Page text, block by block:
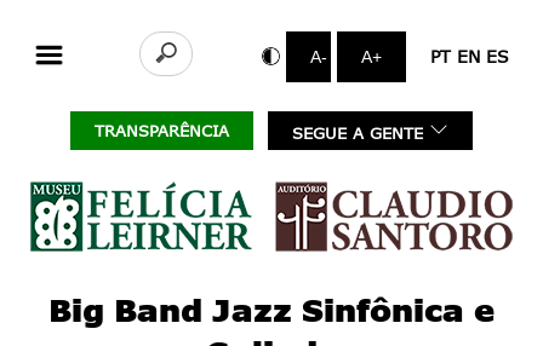
Buscar
A- A+ PT EN ES
TRANSPARÊNCIA SEGUE A GENTE
Tiktok
Linkedin
Big Band Jazz Sinfônica e